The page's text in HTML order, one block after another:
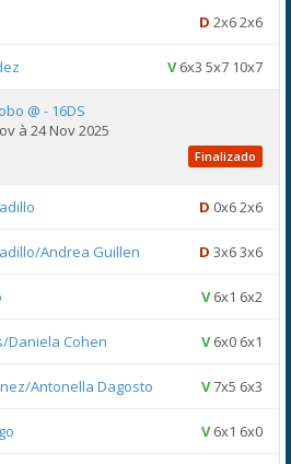
D 2x6 2x6
V6x3 5x7 10x7
@ - 16DS
à 24 Nov 2025
Finalizado
D 0x6 2x6
Andrea Guillen D 3x6 3x6
V6x1 6x2
Daniela Cohen V6x0 6x1
Antonella Dagosto V7x5 6x3
V6x1 6x0